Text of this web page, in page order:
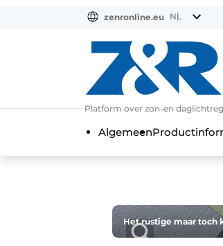
zenronline.eu NL
Platform over zon-en
Algemeen
Het rustige maar toch